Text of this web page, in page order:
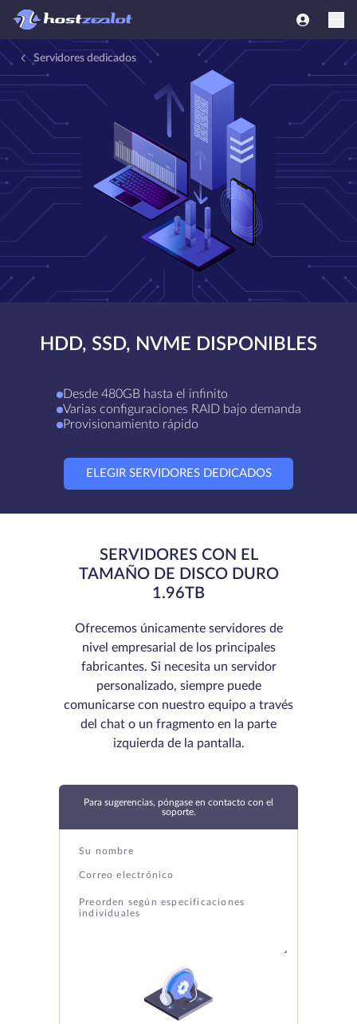
Servidores dedicados
HDD, SSD, NVME DISPONIBLES
Desde 480GB hasta el infinito
Varias configuraciones RAID bajo demanda
Provisionamiento rápido
ELEGIR SERVIDORES DEDICADOS
SERVIDORES CON EL
TAMAÑO DE DISCO DURO
1.96TB
Ofrecemos únicamente servidores de
nivel empresarial de los principales
fabricantes. Si necesita un servidor
personalizado, siempre puede
comunicarse con nuestro equipo a través
del chat o un fragmento en la parte
izquierda de la pantalla.
Para sugerencias, póngase en contacto con el
soporte.